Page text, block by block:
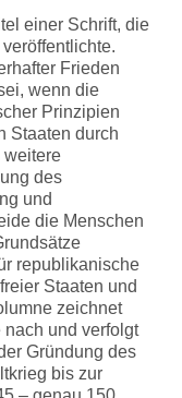
einer Schrift, die
Frieden
wenn die
Prinzipien
Staaten durch
weitere
des
und
die Menschen
republikanische
Staaten und
zeichnet
und verfolgt
Gründung des
bis zur